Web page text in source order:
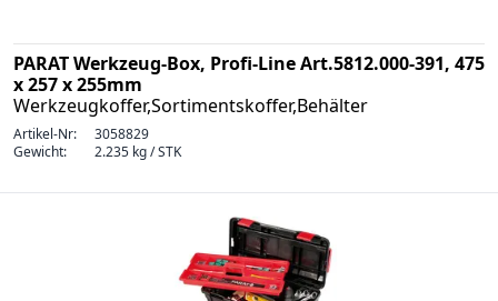
PARAT Werkzeug-Box, Profi-Line Art.5812.000-391, 475
x 257 x 255mm
Werkzeugkoffer,Sortimentskoffer,Behälter
Artikel-Nr:
3058829
Gewicht:
2.235 kg / STK